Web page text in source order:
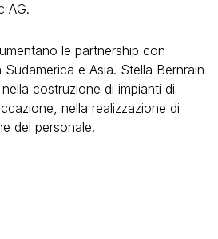
AG.
le partnership con
e Asia. Stella Bernrain
costruzione di impianti di
nella realizzazione di
del personale.